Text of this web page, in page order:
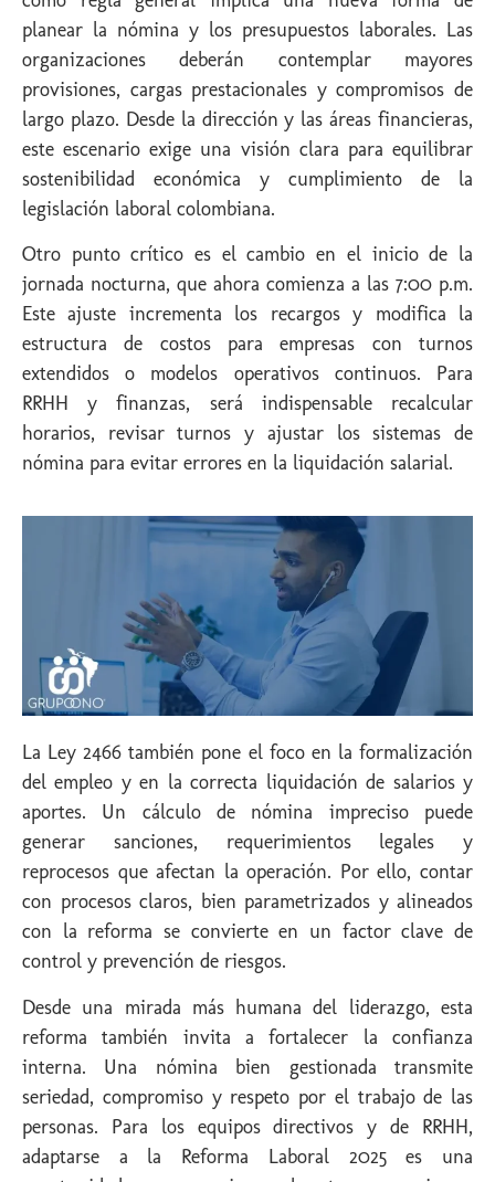
planear la nómina y los presupuestos laborales. Las
organizaciones deberán contemplar mayores
provisiones, cargas prestacionales y compromisos de
largo plazo. Desde la dirección y las áreas financieras,
este escenario exige una visión clara para equilibrar
sostenibilidad económica y cumplimiento de la
legislación laboral colombiana.
Otro punto crítico es el cambio en el inicio de la
jornada nocturna, que ahora comienza a las 7:00 p.m.
Este ajuste incrementa los recargos y modifica la
estructura de costos para empresas con turnos
extendidos o modelos operativos continuos. Para
RRHH y finanzas, será indispensable recalcular
horarios, revisar turnos y ajustar los sistemas de
nómina para evitar errores en la liquidación salarial.
La Ley 2466 también pone el foco en la formalización
del empleo y en la correcta liquidación de salarios y
aportes. Un cálculo de nómina impreciso puede
generar sanciones, requerimientos legales y
reprocesos que afectan la operación. Por ello, contar
con procesos claros, bien parametrizados y alineados
con la reforma se convierte en un factor clave de
control y prevención de riesgos.
Desde una mirada más humana del liderazgo, esta
reforma también invita a fortalecer la confianza
interna. Una nómina bien gestionada transmite
seriedad, compromiso y respeto por el trabajo de las
personas. Para los equipos directivos y de RRHH,
adaptarse a la Reforma Laboral 2025 es una